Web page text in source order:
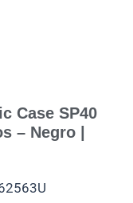
Case SP40
– Negro |